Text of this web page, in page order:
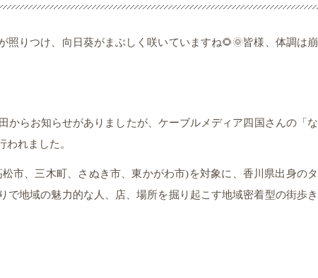
照りつけ、向日葵がまぶしく咲いていますね🌻🌞皆様、体調は崩
からお知らせがありましたが、ケーブルメディア四国さんの「な
われました。
市、三木町、さぬき市、東かがわ市)を対象に、香川県出身のタ
で地域の魅力的な人、店、場所を掘り起こす地域密着型の街歩き